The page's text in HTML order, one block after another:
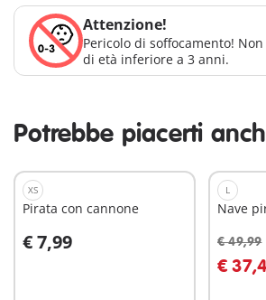
Attenzione!
Pericolo di soffocamento!
di età inferiore a 3 anni.
Potrebbe piacerti
XS
Pirata con cannone
€ 7,99
Aggiungi al carrello
L
Nave
€ 49,99
€